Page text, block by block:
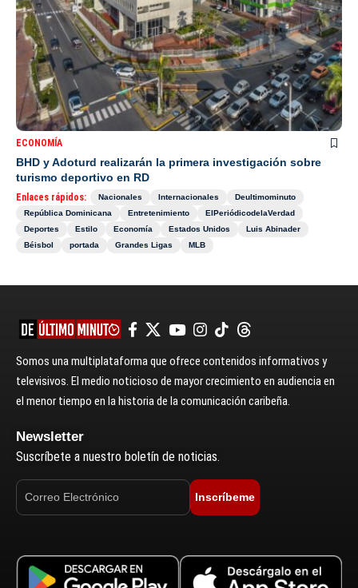
ECONOMÍA
BHD y Adoturd realizarán la primera investigación sobre
turismo deportivo en RD
Enlaces rápidos: Nacionales Internacionales
Deultimominuto
República Dominicana
Entretenimiento
ElPeriódicodelaVerdad
Deportes
Estilo Economía Estados Unidos
Luis Abinader
Béisbol
portada Grandes Ligas MLB
Somos una multiplataforma que ofrece contenidos informativos y
televisivos. El medio noticioso de mayor crecimiento en audiencia en
el menor tiempo en la historia de la comunicación caribeña.
Newsletter
Suscríbete a nuestro boletín de noticias.
Inscríbeme